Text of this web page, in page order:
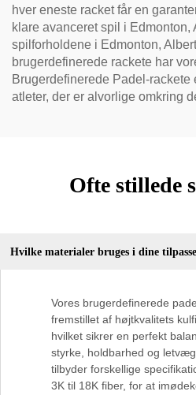
hver eneste racket får en
klare avanceret spil i Edmonton,
spilforholdene i Edmonton,
brugerdefinerede rackete har
Brugerdefinerede Padel-rackete
atleter, der er alvorlige omkring
Ofte stillede
Hvilke materialer bruges i dine
Vores brugerdefinerede
fremstillet af højtkvalitets
hvilket sikrer en perfekt
styrke, holdbarhed og
tilbyder forskellige
3K til 18K fiber, for at